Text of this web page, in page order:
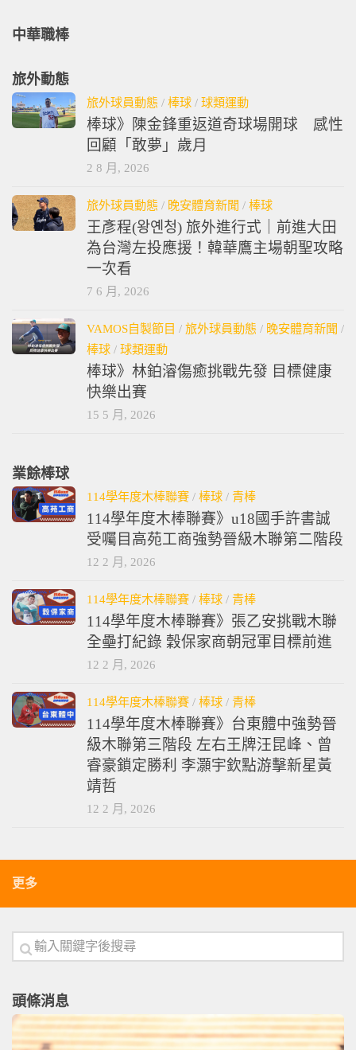
中華職棒
旅外動態
旅外球員動態 / 棒球 / 球類運動
棒球》陳金鋒重返道奇球場開球 感性
回顧「敢夢」歲月
2 8 月, 2026
旅外球員動態 / 晚安體育新聞 / 棒球
王彥程(왕옌청) 旅外進行式｜前進大田
為台灣左投應援！韓華鷹主場朝聖攻略
一次看
7 6 月, 2026
VAMOS自製節目 / 旅外球員動態 / 晚安體育新聞 /
棒球 / 球類運動
棒球》林鉑濬傷癒挑戰先發 目標健康
快樂出賽
15 5 月, 2026
業餘棒球
114學年度木棒聯賽 / 棒球 / 青棒
114學年度木棒聯賽》u18國手許書誠
受囑目高苑工商強勢晉級木聯第二階段
12 2 月, 2026
114學年度木棒聯賽 / 棒球 / 青棒
114學年度木棒聯賽》張乙安挑戰木聯
全壘打紀錄 穀保家商朝冠軍目標前進
12 2 月, 2026
114學年度木棒聯賽 / 棒球 / 青棒
114學年度木棒聯賽》台東體中強勢晉
級木聯第三階段 左右王牌汪昆峰、曾
睿豪鎖定勝利 李灝宇欽點游擊新星黃
靖哲
12 2 月, 2026
更多
頭條消息